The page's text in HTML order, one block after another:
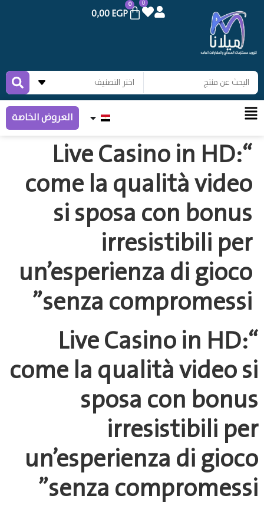
0,00EGP
“Live
come la
si sposa
senza
“Live
come la
senza